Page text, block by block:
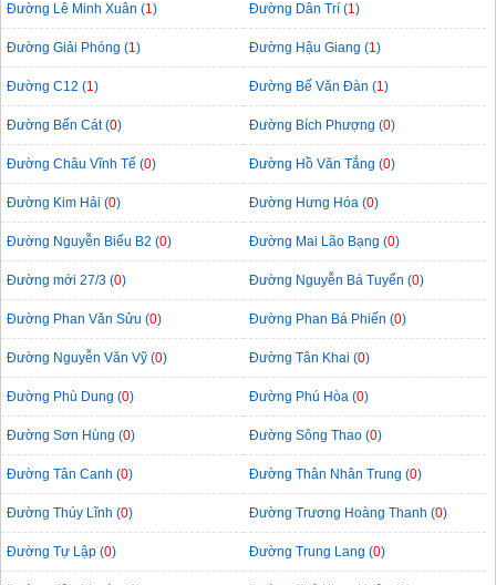
Đường Lê Minh Xuân (1) Đường Dân Trí (1)
Đường Giải Phóng (1) Đường Hậu Giang (1)
Đường C12 (1) Đường Bế Văn Đàn (1)
Đường Bến Cát (0) Đường Bích Phượng (0)
Đường Châu Vĩnh Tế (0) Đường Hồ Văn Tắng (0)
Đường Kim Hải (0) Đường Hưng Hóa (0)
Đường Nguyễn Biểu B2 (0) Đường Mai Lão Bạng (0)
Đường mới 27/3 (0) Đường Nguyễn Bá Tuyển (0)
Đường Phan Văn Sửu (0) Đường Phan Bá Phiến (0)
Đường Nguyễn Văn Vỹ (0) Đường Tân Khai (0)
Đường Phù Dung (0) Đường Phú Hòa (0)
Đường Sơn Hùng (0) Đường Sông Thao (0)
Đường Tân Canh (0) Đường Thân Nhân Trung (0)
Đường Thúy Lĩnh (0) Đường Trương Hoàng Thanh (0)
Đường Tự Lập (0) Đường Trung Lang (0)